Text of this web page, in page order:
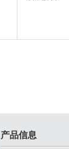
产品信息